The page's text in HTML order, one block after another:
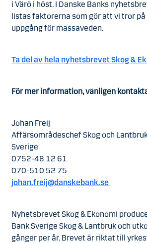
i Värö i höst. I Danske Banks
listas faktorerna som gör att vi tror på
uppgång för massaveden.
Ta del av hela nyhetsbrevet Skog &
För mer information, vänligen
Johan Freij
Affärsområdeschef Skog och
Sverige
0752-48 12 61
070-510 52 75
johan.freij@danskebank.se
Nyhetsbrevet Skog & Ekonomi
Bank Sverige Skog & Lantbruk och
gånger per år. Brevet är riktat till